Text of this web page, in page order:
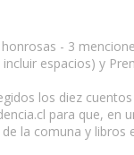
- 3
incluir espacios) y
los diez
para que, en
la comuna y libros